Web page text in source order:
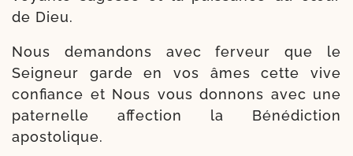
de Dieu.
Nous deman­dons avec fer­veur que le
Seigneur garde en vos âmes cette vive
confiance et Nous vous don­nons avec une
pater­nelle affec­tion la Bénédiction
apostolique.